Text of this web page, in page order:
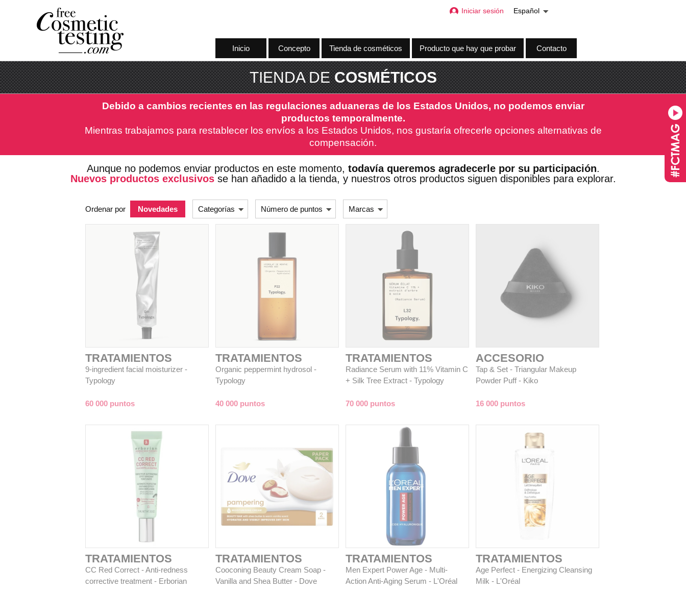
Inicio Concepto Tienda de cosméticos Producto que hay que probar Contacto
Iniciar sesión Español
TIENDA DECOSMÉTICOS
Debido a cambios recientes en las regulaciones aduaneras de los Estados Unidos, no podemos enviar
productos temporalmente.
Mientras trabajamos para restablecer los envíos a los Estados Unidos, nos gustaría ofrecerle opciones alternativas de
compensación.
Aunque no podemos enviar productos en este momento, todavía queremos agradecerle por su participación.
Nuevos productos exclusivosse han añadido a la tienda, y nuestros otros productos siguen disponibles para explorar.
Ordenar por Novedades Categorías Número de puntos Marcas
TRATAMIENTOS
9-ingredient facial moisturizer -
Typology
60 000 puntos
TRATAMIENTOS
Organic peppermint hydrosol -
Typology
40 000 puntos
TRATAMIENTOS
Radiance Serum with 11% Vitamin C
+ Silk Tree Extract - Typology
70 000 puntos
ACCESORIO
Tap & Set - Triangular Makeup
Powder Puff - Kiko
16 000 puntos
TRATAMIENTOS
CC Red Correct - Anti-redness
corrective treatment - Erborian
TRATAMIENTOS
Cooconing Beauty Cream Soap -
Vanilla and Shea Butter - Dove
TRATAMIENTOS
Men Expert Power Age - Multi-
Action Anti-Aging Serum - L'Oréal
TRATAMIENTOS
Age Perfect - Energizing Cleansing
Milk - L'Oréal